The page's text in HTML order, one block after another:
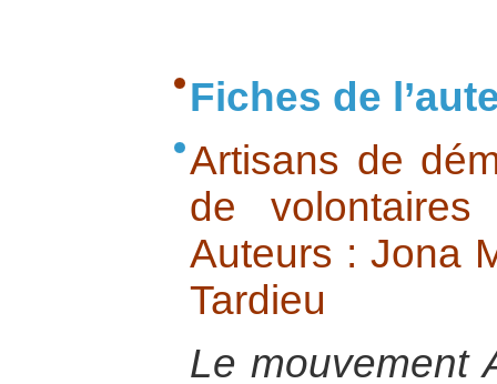
Fiches de
Artisans de
de
Auteurs : Jona
Tardieu
Le mouvement